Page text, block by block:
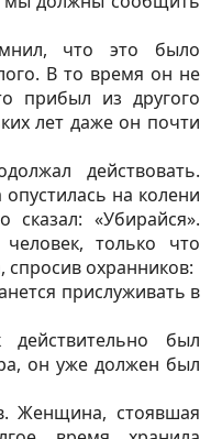
что это было
В то время он не
прибыл из другого
лет даже он почти
действовать.
на колени
«Убирайся».
только что
охранников:
прислуживать в
был
он уже должен был
Женщина, стоявшая